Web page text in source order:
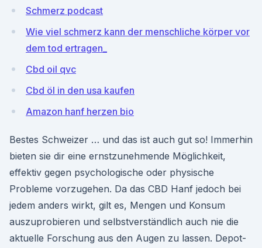
Schmerz podcast
Wie viel schmerz kann der menschliche körper vor
dem tod ertragen_
Cbd oil qvc
Cbd öl in den usa kaufen
Amazon hanf herzen bio
Bestes Schweizer … und das ist auch gut so! Immerhin
bieten sie dir eine ernstzunehmende Möglichkeit,
effektiv gegen psychologische oder physische
Probleme vorzugehen. Da das CBD Hanf jedoch bei
jedem anders wirkt, gilt es, Mengen und Konsum
auszuprobieren und selbstverständlich auch nie die
aktuelle Forschung aus den Augen zu lassen. Depot-